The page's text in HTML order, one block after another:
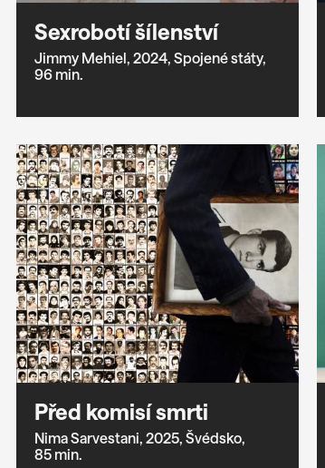
Sexrobotí šílenství
Jimmy Mehiel, 2024, Spojené státy,
96 min.
Před komisí smrti
Nima Sarvestani, 2025, Švédsko,
85 min.